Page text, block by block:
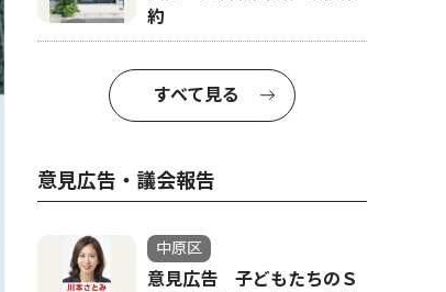
約
すべて見る
意見広告・議会報告
中原区
意見広告 子どもたちのＳ